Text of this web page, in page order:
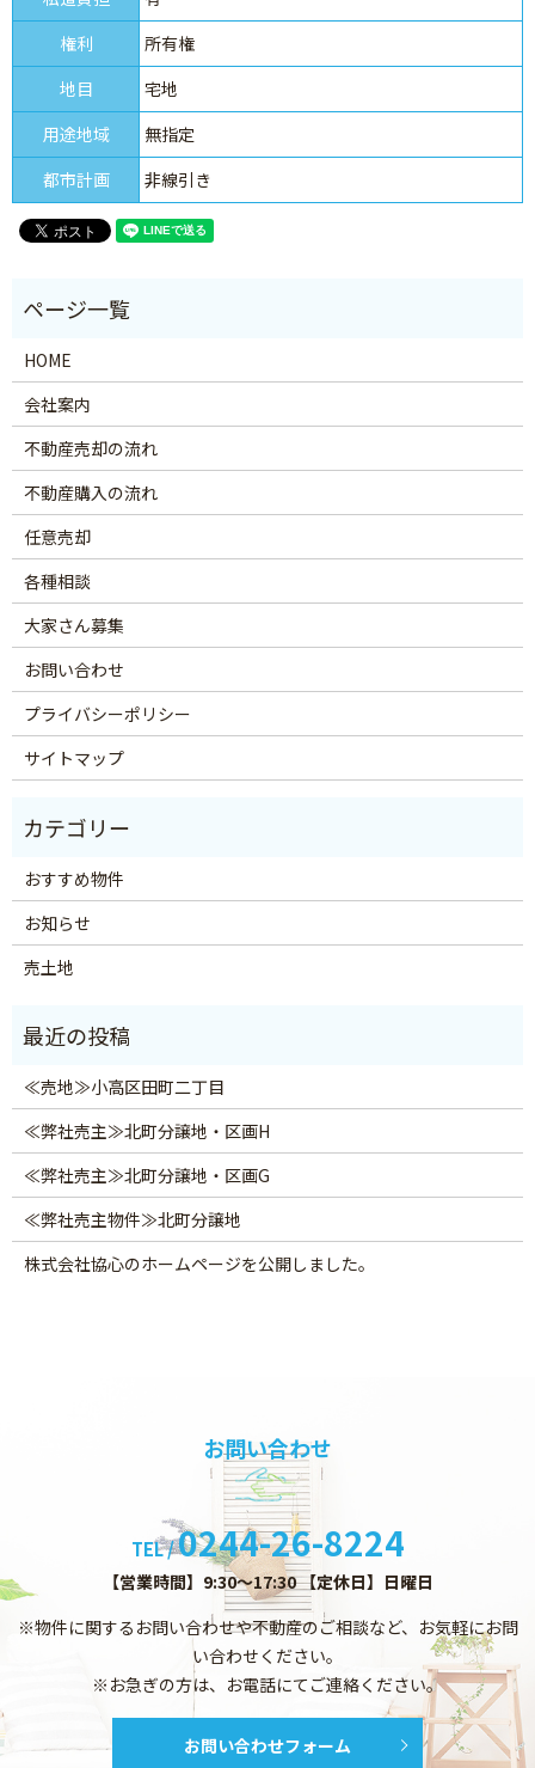
権利
所有権
地目
宅地
用途地域
無指定
都市計画
非線引き
HOME
会社案内
不動産売却の流れ
不動産購入の流れ
任意売却
各種相談
大家さん募集
お問い合わせ
プライバシーポリシー
サイトマップ
おすすめ物件
お知らせ
売土地
≪売地≫小高区田町二丁目
≪弊社売主≫北町分譲地・区画H
≪弊社売主≫北町分譲地・区画G
≪弊社売主物件≫北町分譲地
株式会社協心のホームページを公開しました。
お問い合わせ
TEL /0244-26-8224
【営業時間】9:30～17:30 【定休日】日曜日
※物件に関するお問い合わせや不動産のご相談など、お気軽にお問
い合わせください。
※お急ぎの方は、お電話にてご連絡ください。
お問い合わせフォーム